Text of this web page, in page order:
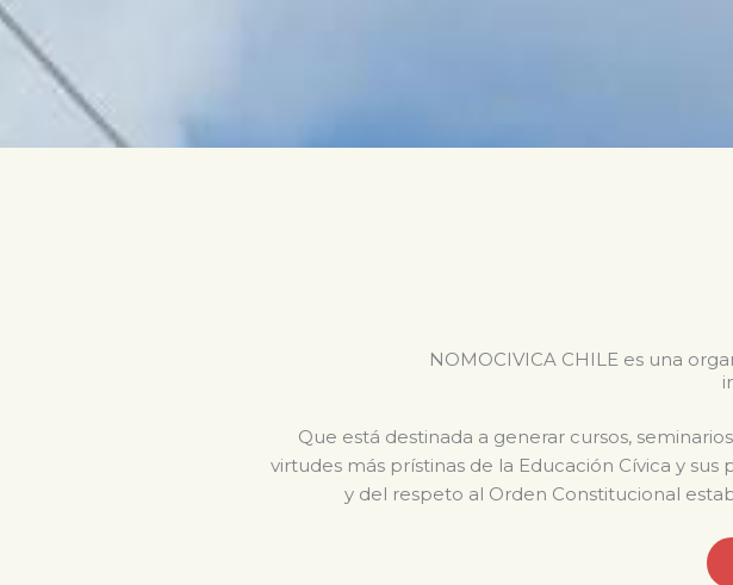
NOMOCIVICA CHILE es una
Que está destinada a generar cursos,
virtudes más prístinas de la Educación Cívica y
y del respeto al Orden Constitucional